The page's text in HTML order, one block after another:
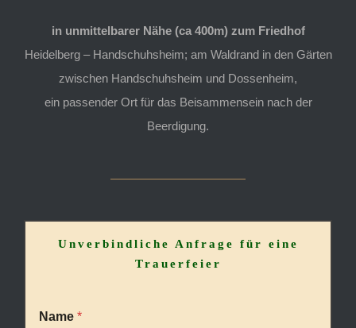
in unmittelbarer Nähe (ca 400m) zum Friedhof
Heidelberg – Handschuhsheim; am Waldrand in den Gärten
zwischen Handschuhsheim und Dossenheim,
ein passender Ort für das Beisammensein nach der
Beerdigung.
Unverbindliche Anfrage für eine
Trauerfeier
aName*